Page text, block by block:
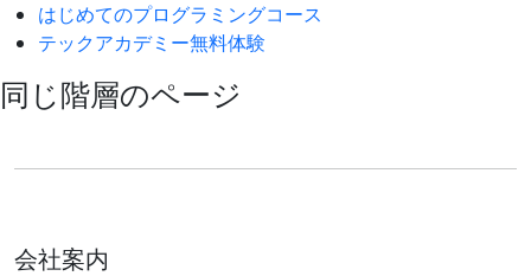
はじめてのプログラミングコース
テックアカデミー無料体験
同じ階層のページ
会社案内